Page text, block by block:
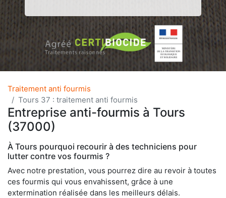
Traitement anti fourmis
Tours 37 : traitement anti fourmis
Entreprise anti-fourmis à Tours
(37000)
À Tours pourquoi recourir à des techniciens pour
lutter contre vos fourmis ?
Avec notre prestation, vous pourrez dire au revoir à toutes
ces fourmis qui vous envahissent, grâce à une
extermination réalisée dans les meilleurs délais.